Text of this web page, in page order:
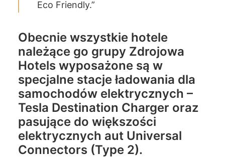
Eco Friendly.”
Obecnie wszystkie hotele
należące go grupy Zdrojowa
Hotels wyposażone są w
specjalne stacje ładowania dla
samochodów elektrycznych –
Tesla Destination Charger oraz
pasujące do większości
elektrycznych aut Universal
Connectors (Type 2).